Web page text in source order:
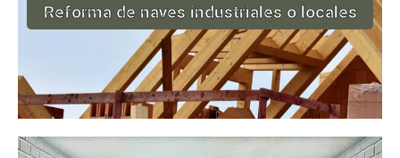
Reforma de naves industriales o locales